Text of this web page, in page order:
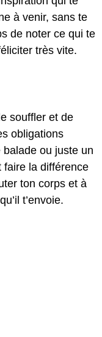
à venir, sans te
de noter ce qui te
très vite.
souffler et de
obligations
ou juste un
faire la différence
ton corps et à
t’envoie.